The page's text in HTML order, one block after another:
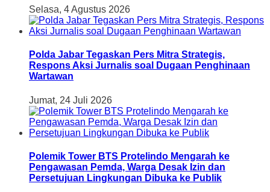
Selasa, 4 Agustus 2026
Polda Jabar Tegaskan Pers Mitra Strategis,
Respons Aksi Jurnalis soal Dugaan Penghinaan
Wartawan
Jumat, 24 Juli 2026
Polemik Tower BTS Protelindo Mengarah ke
Pengawasan Pemda, Warga Desak Izin dan
Persetujuan Lingkungan Dibuka ke Publik